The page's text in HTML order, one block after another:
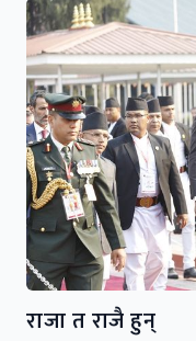
राजा त राजै हुन्